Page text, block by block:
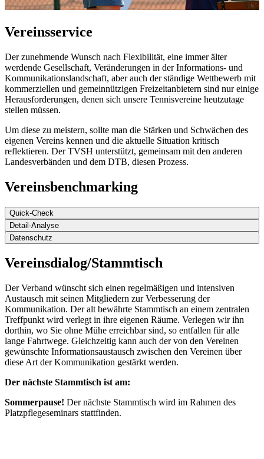
Vereinsservice
Der zunehmende Wunsch nach Flexibilität, eine immer älter
werdende Gesellschaft, Veränderungen in der Informations- und
Kommunikationslandschaft, aber auch der ständige Wettbewerb mit
kommerziellen und gemeinnützigen Freizeitanbietern sind nur einige
Herausforderungen, denen sich unsere Tennisvereine heutzutage
stellen müssen.
Um diese zu meistern, sollte man die Stärken und Schwächen des
eigenen Vereins kennen und die aktuelle Situation kritisch
reflektieren. Der TVSH unterstützt, gemeinsam mit den anderen
Landesverbänden und dem DTB, diesen Prozess.
Vereinsbenchmarking
Quick-Check
Detail-Analyse
Datenschutz
Vereinsdialog/Stammtisch
Der Verband wünscht sich einen regelmäßigen und intensiven
Austausch mit seinen Mitgliedern zur Verbesserung der
Kommunikation. Der alt bewährte Stammtisch an einem zentralen
Treffpunkt wird verlegt in ihre eigenen Räume. Verlegen wir ihn
dorthin, wo Sie ohne Mühe erreichbar sind, so entfallen für alle
lange Fahrtwege. Gleichzeitig kann auch der von den Vereinen
gewünschte Informationsaustausch zwischen den Vereinen über
diese Art der Kommunikation gestärkt werden.
Der nächste Stammtisch ist am:
Sommerpause! Der nächste Stammtisch wird im Rahmen des
Platzpflegeseminars stattfinden.